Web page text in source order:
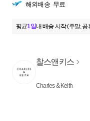
해외배송 무료
평균1일내 배송 시작 (주말, 공
찰스앤키스
Charles & Keith